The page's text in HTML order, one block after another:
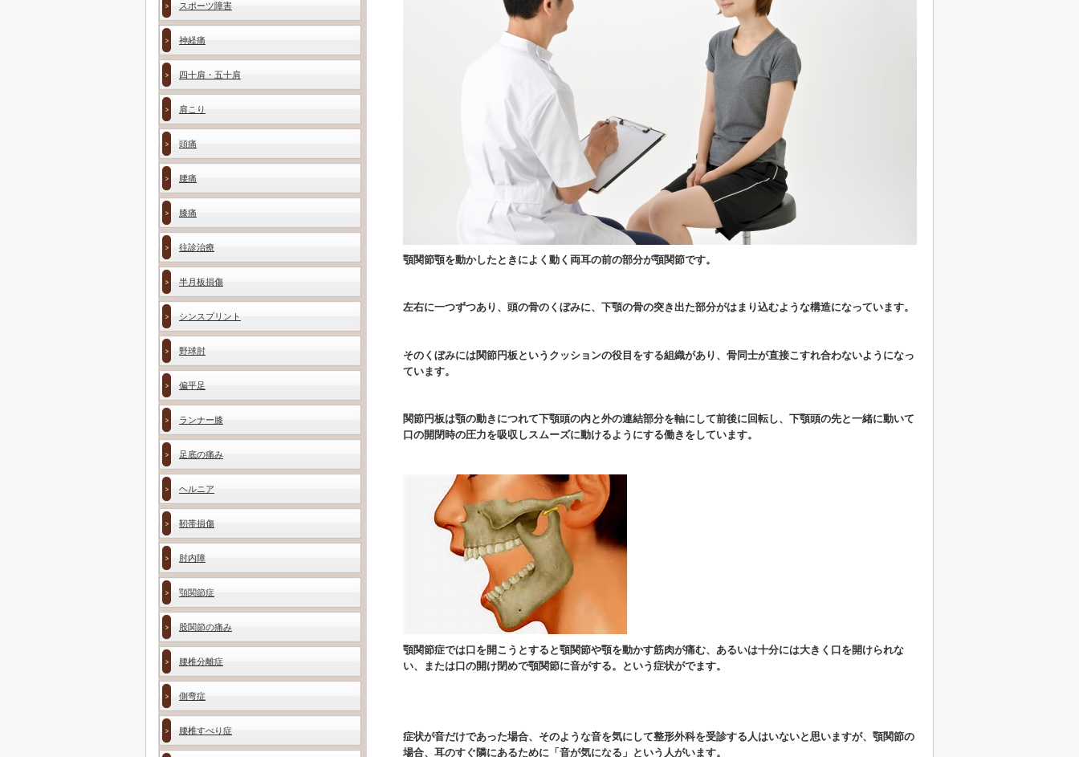
顎関節顎を動かしたときによく動く両耳の前の部分が顎関節です。
左右に一つずつあり、頭の骨のくぼみに、下顎の骨の突き出た部分がはまり込むような構造になっています。
そのくぼみには関節円板というクッションの役目をする組織があり、骨同士が直接こすれ合わないようになっ
ています。
関節円板は顎の動きにつれて下顎頭の内と外の連結部分を軸にして前後に回転し、下顎頭の先と一緒に動いて
口の開閉時の圧力を吸収しスムーズに動けるようにする働きをしています。
顎関節症では口を開こうとすると顎関節や顎を動かす筋肉が痛む、あるいは十分には大きく口を開けられな
い、または口の開け閉めで顎関節に音がする。という症状がでます。
症状が音だけであった場合、そのような音を気にして整形外科を受診する人はいないと思いますが、顎関節の
場合、耳のすぐ隣にあるために「音が気になる」という人がいます。
スポーツ障害
神経痛
四十肩・五十肩
肩こり
頭痛
腰痛
膝痛
往診治療
半月板損傷
シンスプリント
野球肘
偏平足
ランナー膝
足底の痛み
ヘルニア
靭帯損傷
肘内障
顎関節症
股関節の痛み
腰椎分離症
側弯症
腰椎すべり症